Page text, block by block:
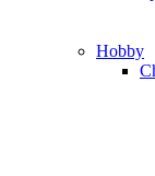
Hobby